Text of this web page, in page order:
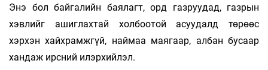
Энэ бол байгалийн бая­лагт, орд газруудад, газрын
хэвлийг ашиглах­тай холбоотой асуудалд төрөөс
хэрхэн хайх­рамжгүй, наймаа маягаар, албан бусаар
хандаж ирсний илэрхийлэл.